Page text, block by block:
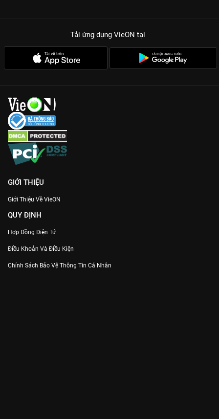
Tải ứng dụng VieON tại
GIỚI THIỆU
Giới Thiệu Về VieON
QUY ĐỊNH
Hợp Đồng Điện Tử
Điều Khoản Và Điều Kiện
Chính Sách Bảo Vệ Thông Tin Cá Nhân